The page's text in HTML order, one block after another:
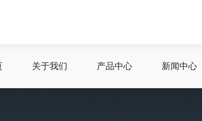
关于我们 产品中心 新闻中心